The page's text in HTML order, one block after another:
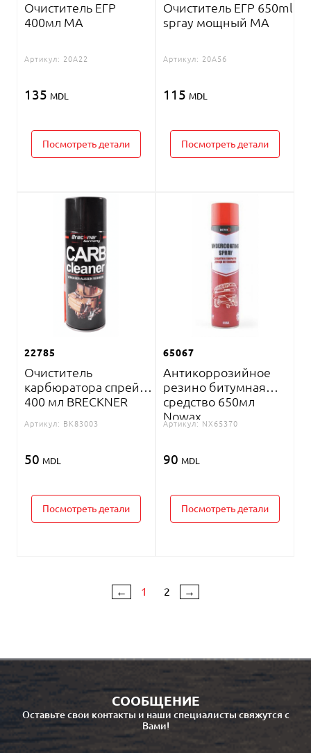
Очиститель ЕГР
400мл MA
Артикул: 20A22
135 MDL
Посмотреть детали
Очиститель ЕГР 650ml
spray мощный MA
Артикул: 20A56
115 MDL
Посмотреть детали
22785
Очиститель
карбюратора спрей
400 мл BRECKNER
Артикул: BK83003
50 MDL
Посмотреть детали
65067
Антикоррозийное
резино битумная
средство 650мл
Nowax
Артикул: NX65370
90 MDL
Посмотреть детали
← 1 2 →
СООБЩЕНИЕ
Оставьте свои контакты и наши специалисты свяжутся с
Вами!